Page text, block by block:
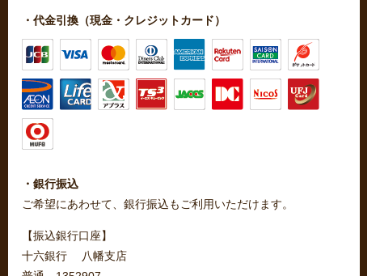
・代金引換（現金・クレジットカード）
・銀行振込
ご希望にあわせて、銀行振込もご利用いただけます。
【振込銀行口座】
十六銀行 八幡支店